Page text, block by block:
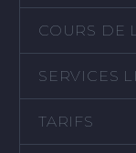
COURS DE
SERVICES
TARIFS